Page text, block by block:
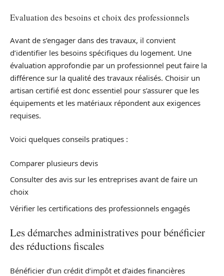
Evaluation des besoins et choix des professionnels
Avant de s’engager dans des travaux, il convient
d’identifier les besoins spécifiques du logement. Une
évaluation approfondie par un professionnel peut faire la
différence sur la qualité des travaux réalisés. Choisir un
artisan certifié est donc essentiel pour s’assurer que les
équipements et les matériaux répondent aux exigences
requises.
Voici quelques conseils pratiques :
Comparer plusieurs devis
Consulter des avis sur les entreprises avant de faire un
choix
Vérifier les certifications des professionnels engagés
Les démarches administratives pour bénéficier
des réductions fiscales
Bénéficier d’un crédit d’impôt et d’aides financières